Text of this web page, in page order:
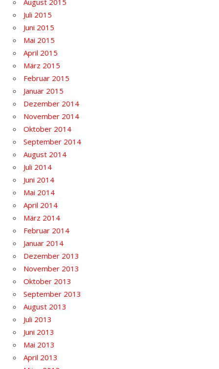
Juli 2015
Juni 2015
Mai 2015
April 2015
März 2015
Februar 2015
Januar 2015
Dezember 2014
November 2014
Oktober 2014
September 2014
August 2014
Juli 2014
Juni 2014
Mai 2014
April 2014
März 2014
Februar 2014
Januar 2014
Dezember 2013
November 2013
Oktober 2013
September 2013
August 2013
Juli 2013
Juni 2013
Mai 2013
April 2013